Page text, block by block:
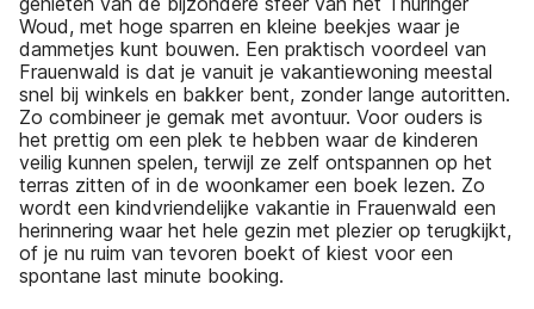
Woud, met hoge sparren en kleine beekjes waar je
dammetjes kunt bouwen. Een praktisch voordeel van
Frauenwald is dat je vanuit je vakantiewoning meestal
snel bij winkels en bakker bent, zonder lange autoritten.
Zo combineer je gemak met avontuur. Voor ouders is
het prettig om een plek te hebben waar de kinderen
veilig kunnen spelen, terwijl ze zelf ontspannen op het
terras zitten of in de woonkamer een boek lezen. Zo
wordt een kindvriendelijke vakantie in Frauenwald een
herinnering waar het hele gezin met plezier op terugkijkt,
of je nu ruim van tevoren boekt of kiest voor een
spontane last minute booking.